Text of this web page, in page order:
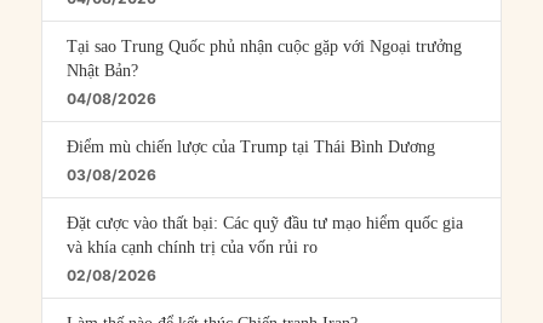
Tại sao Trung Quốc phủ nhận cuộc gặp với Ngoại trưởng
Nhật Bản?
04/08/2026
Điểm mù chiến lược của Trump tại Thái Bình Dương
03/08/2026
Đặt cược vào thất bại: Các quỹ đầu tư mạo hiểm quốc gia
và khía cạnh chính trị của vốn rủi ro
02/08/2026